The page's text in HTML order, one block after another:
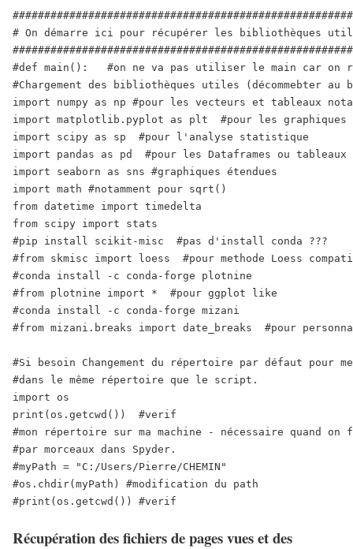
t
h
o
n
"
# On démarre ici pour récupérer les bibliothèques
#def main():   #on ne va pas utiliser le main car on
#Chargement des bibliothèques utiles (décommebter au
import numpy as np #pour les vecteurs et tableaux
import matplotlib.pyplot as plt  #pour les graphiques
import scipy as sp  #pour l'analyse statistique
import pandas as pd  #pour les Dataframes ou tableaux
import seaborn as sns #graphiques étendues
import math #notamment pour sqrt()
from datetime import timedelta
from scipy import stats
#pip install scikit-misc  #pas d'install conda ???
#from skmisc import loess  #pour methode Loess
#conda install -c conda-forge plotnine
#from plotnine import *  #pour ggplot like
#conda install -c conda-forge mizani
#from mizani.breaks import date_breaks  #pour
#Si besoin Changement du répertoire par défaut pour
#dans le même répertoire que le script.
import os
print(os.getcwd())  #verif
#mon répertoire sur ma machine - nécessaire quand
#par morceaux dans Spyder.
#myPath = "C:/Users/Pierre/CHEMIN"
#os.chdir(myPath) #modification du path
Récupération des fichiers de pages vues et des